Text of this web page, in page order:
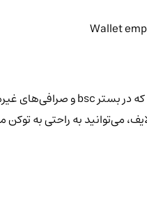
Wallet
می‌توانید به راحتی به توکن